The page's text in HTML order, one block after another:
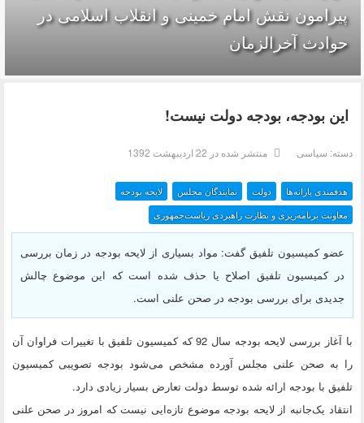
پیرامون نقش امام خمینی و انقلاب اسلامی در
حوادث آخرالزمان
این بودجه، بودجه دولت نیست!
دسته: سیاسی منتشر شده در 22 ارديبهشت 1392
هدفمندی یارانه‌ها دولت نمایندگان مجلس
لایحه بودجه
معاونت برنامه‌ریزی و نظارت راهبردی ریاست‌جمهوری
عضو کمیسیون تلفیق گفت: مواد بسیاری از لایحه بودجه در زمان بررسی
در کمیسیون تلفیق اصلاح یا حذف شده است که این موضوع چالش
جدیدی برای بررسی بودجه در صحن علنی است.
با آغاز بررسی لایحه بودجه سال 92 که کمیسیون تلفیق با تغییرات فراوان آن
را به صحن علنی مجلس آورده مشخص می‌شود بودجه تصویبی کمیسیون
تلفیق با بودجه ارائه شده توسط دولت تعارض بسیار زیادی دارد.
انتقاد یک‌جانبه از لایحه بودجه موضوع تازه‌ایی نیست که امروز در صحن علنی